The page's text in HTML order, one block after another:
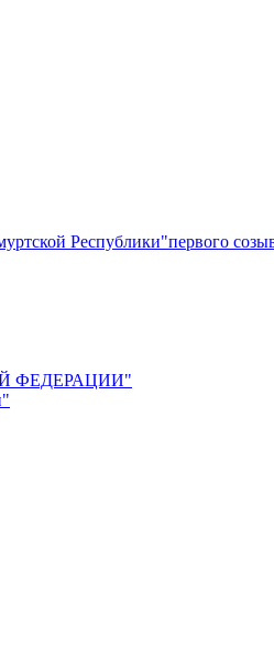
Республики"первого
ФЕДЕРАЦИИ"